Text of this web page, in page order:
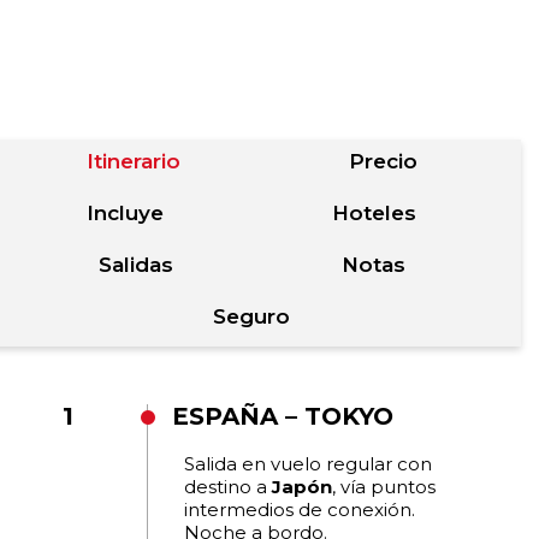
Itinerario Precio
Incluye Hoteles
Salidas Notas
Seguro
1 ESPAÑA – TOKYO
Salida en vuelo regular con
destino aJapón, vía puntos
intermedios de conexión.
Noche a bordo.